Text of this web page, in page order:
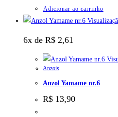
Adicionar ao carrinho
6x de R$ 2,61
Anzois
Anzol Yamame nr.6
R$ 13,90